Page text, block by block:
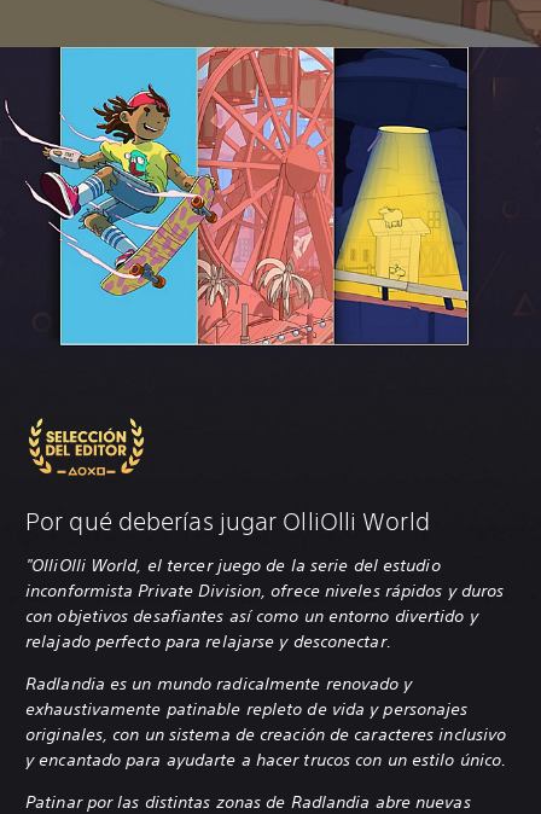
Por qué deberías jugar OlliOlli World
"OlliOlli World, el tercer juego de la serie del estudio
inconformista Private Division, ofrece niveles rápidos y duros
con objetivos desafiantes así como un entorno divertido y
relajado perfecto para relajarse y desconectar.
Radlandia es un mundo radicalmente renovado y
exhaustivamente patinable repleto de vida y personajes
originales, con un sistema de creación de caracteres inclusivo
y encantado para ayudarte a hacer trucos con un estilo único.
Patinar por las distintas zonas de Radlandia abre nuevas